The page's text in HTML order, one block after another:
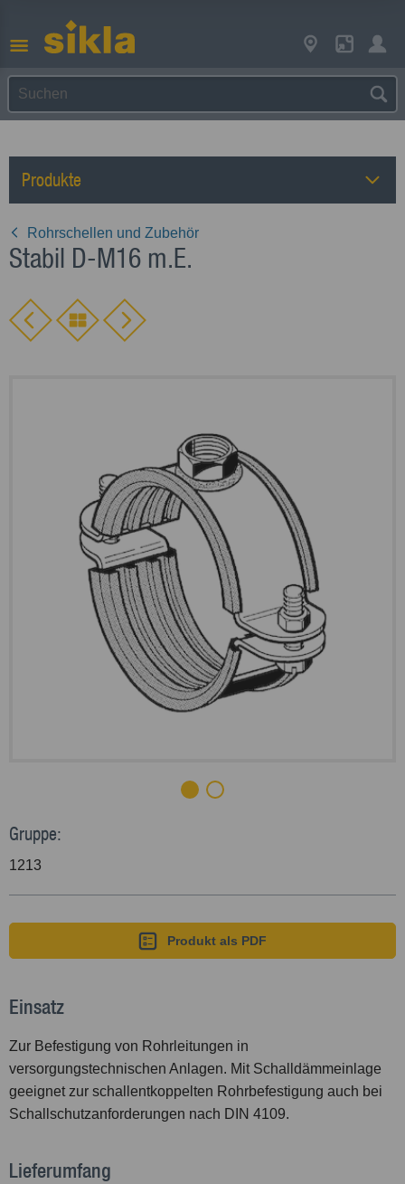
Produkte
Rohrschellen und Zubehör
Stabil D-M16 m.E.
Gruppe:
1213
Produkt als PDF
Einsatz
Zur Befestigung von Rohrleitungen in
versorgungstechnischen Anlagen. Mit Schalldämmeinlage
geeignet zur schallentkoppelten Rohrbefestigung auch bei
Schallschutzanforderungen nach DIN 4109.
Lieferumfang